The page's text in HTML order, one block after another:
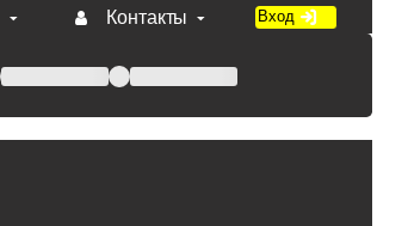
Контакты Вход